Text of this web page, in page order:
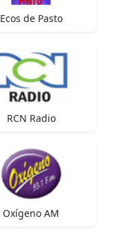
Ecos de Pasto
RCN Radio
Oxígeno AM